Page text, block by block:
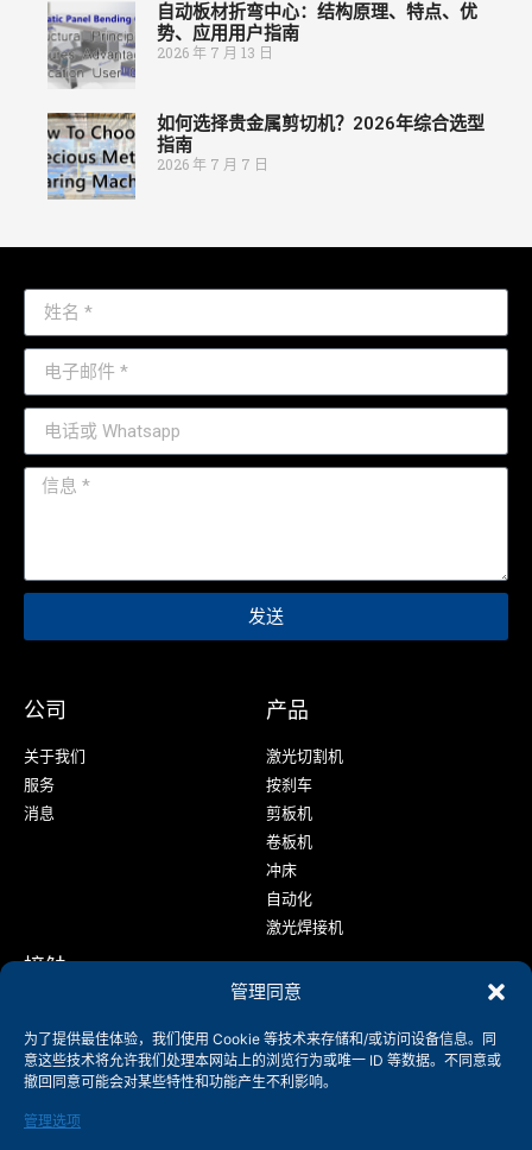
管理同意
为了提供最佳体验，我们使用 Cookie 等技术来存储和/或访问设备信息。同
意这些技术将允许我们处理本网站上的浏览行为或唯一 ID 等数据。不同意或
撤回同意可能会对某些特性和功能产生不利影响。
管理选项
自动板材折弯中心：结构原理、特点、优
势、应用用户指南
2026 年 7 月 13 日
如何选择贵金属剪切机？2026年综合选型
指南
2026 年 7 月 7 日
发送
公司
关于我们
服务
消息
产品
激光切割机
按刹车
剪板机
卷板机
冲床
自动化
激光焊接机
接触
info@shenchong.com
中国江苏省无锡市阳山工业园区天顺路 214156